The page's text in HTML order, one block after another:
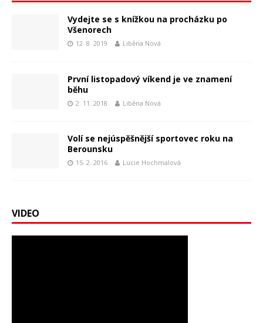
Vydejte se s knížkou na procházku po
Všenorech
12. 8. 2019 Liběna Nová
První listopadový víkend je ve znamení
běhu
2. 11. 2018 Liběna Nová
Volí se nejúspěšnější sportovec roku na
Berounsku
15. 2. 2016 Lucie Hochmalová
VIDEO